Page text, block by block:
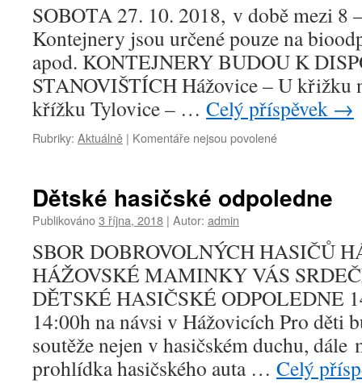
–
SOBOTA 27. 10. 2018, v době mezi 8
Kontejnery jsou určené pouze na
apod. KONTEJNERY BUDOU K
STANOVIŠTÍCH Hážovice – U křižku
křížku Tylovice – … Celý příspěvek →
Rubriky: Aktuálně | Komentáře nejsou povolenéu
Odvoz
Dětské hasičské odpoledne
Publikováno3 října, 2018 | Autor: admin
SBOR DOBROVOLNÝCH HASIČŮ
HÁŽOVSKÉ MAMINKY VÁS
DĚTSKÉ HASIČSKÉ ODPOLEDNE
14:00h na návsi v Hážovicích Pro děti
soutěže nejen v hasičském duchu,
prohlídka hasičského auta … Celý